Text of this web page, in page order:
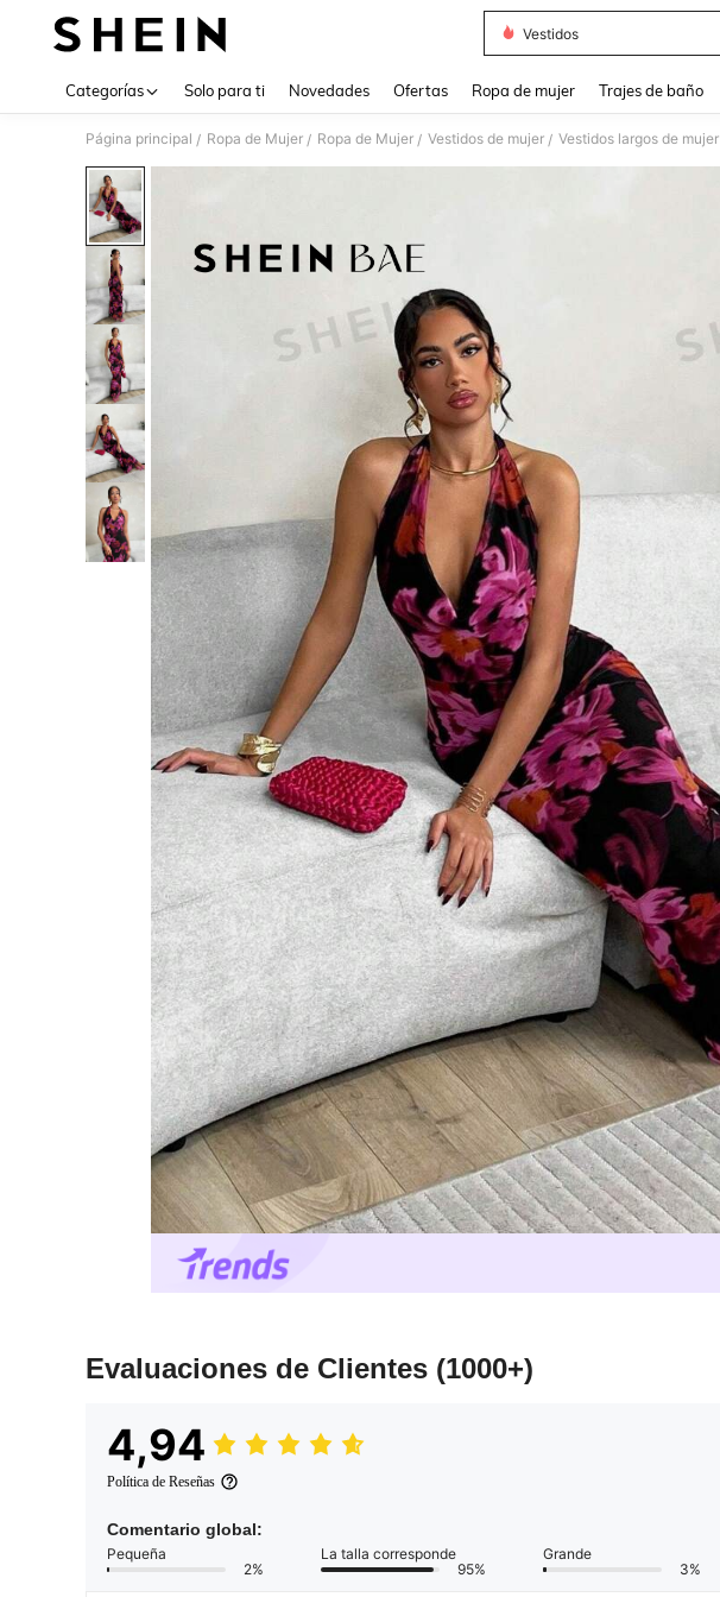
Vestidos
Categorías Solo para ti Novedades Ofertas Ropa de mujer Trajes de baño
Página principal / Ropa de Mujer / Ropa de Mujer / Vestidos de mujer / Vestidos largos de mujer
Evaluaciones de Clientes (1000+)
4,94
Política de Reseñas
Comentario global:
Pequeña
2%
La talla corresponde
95%
Grande
3%